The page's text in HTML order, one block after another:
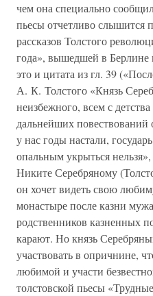
чем она специально
пьесы отчетливо слышится
рассказов Толстого
года», вышедшей в Берлине
это и цитата из гл. 39
А. К. Толстого «Князь
неизбежного, всем с
дальнейших повествований
у нас годы настали,
опальным укрыться
Никите Серебряному
он хочет видеть свою
монастыре после казни
родственников казненных
карают. Но князь
участвовать в опричнине,
любимой и участи
толстовской пьесы